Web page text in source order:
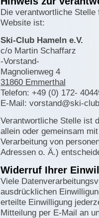
Die verantwortliche
Website ist:
Ski-Club Hameln e.V.
c/o Martin Schaffarz
-Vorstand-
Magnolienweg 4
31860 Emmerthal
Telefon: +49 (0) 172-
E-Mail: vorstand@ski-
Verantwortliche Stelle ist
allein oder gemeinsam
Verarbeitung von
Adressen o. Ä.)
Widerruf Ihrer
Viele
ausdrücklichen
erteilte Einwilligung
Mitteilung per E-Mail an